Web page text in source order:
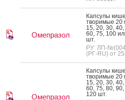
Омепразол
Кап­су­лы
тво­римые 20
15, 20, 30, 40,
60, 75, 100
шт.
РУ: ЛП-
(РГ-RU) от
Омепразол
Кап­су­лы
тво­римые 20
15, 20, 30, 40,
60, 75, 80,
120 шт.